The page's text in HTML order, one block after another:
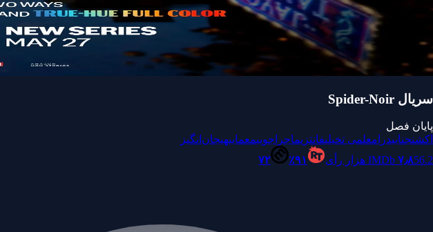
سریال Spider-Noir
پایان فصل
اکشنجناییدرامعلمی تخیلیفانتزیماجراجوییمعماییهیجان‌انگیز
IMDb ۷٫۸56.2 هزار رأی ۹۱٪ ۷۲